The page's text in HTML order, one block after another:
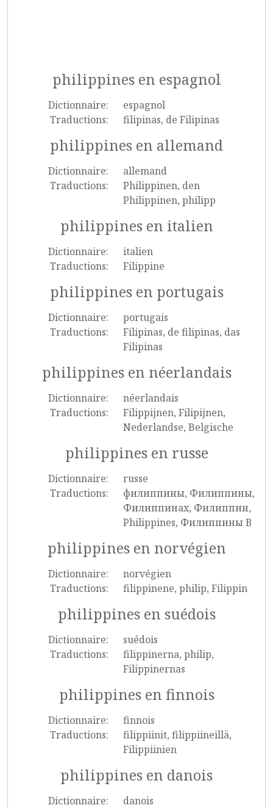
philippines en espagnol
Dictionnaire:
espagnol
Traductions:
filipinas, de Filipinas
philippines en allemand
Dictionnaire:
allemand
Traductions:
Philippinen, den
Philippinen, philipp
philippines en italien
Dictionnaire:
italien
Traductions:
Filippine
philippines en portugais
Dictionnaire:
portugais
Traductions:
Filipinas, de filipinas, das
Filipinas
philippines en néerlandais
Dictionnaire:
néerlandais
Traductions:
Filippijnen, Filipijnen,
Nederlandse, Belgische
philippines en russe
Dictionnaire:
russe
Traductions:
филиппины, Филиппины,
Филиппинах, Филиппин,
Philippines, Филиппины В
philippines en norvégien
Dictionnaire:
norvégien
Traductions:
filippinene, philip, Filippin
philippines en suédois
Dictionnaire:
suédois
Traductions:
filippinerna, philip,
Filippinernas
philippines en finnois
Dictionnaire:
finnois
Traductions:
filippiinit, filippiineillä,
Filippiinien
philippines en danois
Dictionnaire:
danois